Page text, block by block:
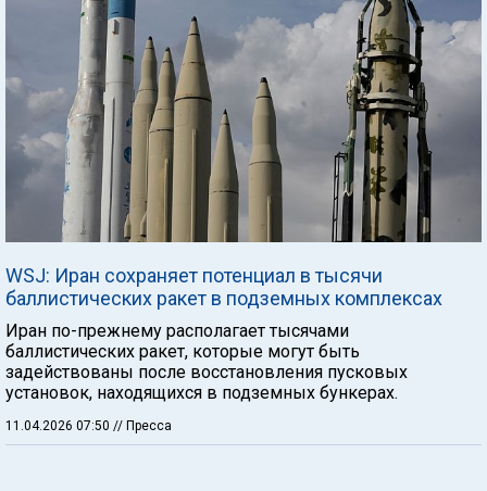
WSJ: Иран сохраняет потенциал в тысячи
баллистических ракет в подземных комплексах
Иран по-прежнему располагает тысячами
баллистических ракет, которые могут быть
задействованы после восстановления пусковых
установок, находящихся в подземных бункерах.
11.04.2026 07:50 // Пресса